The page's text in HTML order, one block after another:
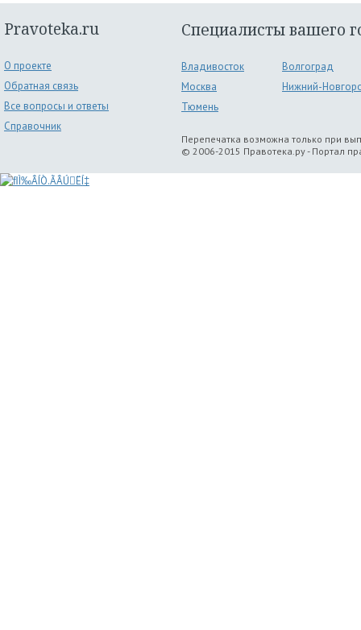
Pravoteka.ru
О проекте
Обратная связь
Все вопросы и ответы
Справочник
Специалисты вашего
Владивосток
Волгоград
Москва
Нижний-
Тюмень
Перепечатка возможна только при
© 2006-2015 Правотека.ру - Портал